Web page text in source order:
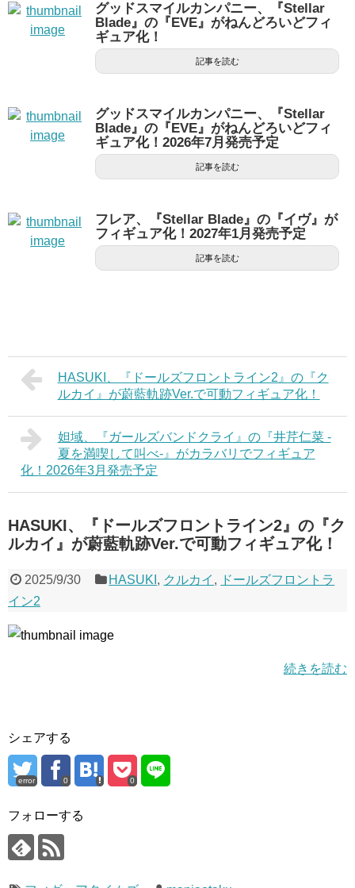
グッドスマイルカンパニー、『Stellar
Blade』の『EVE』がねんどろいどフィ
ギュア化！
記事を読む
グッドスマイルカンパニー、『Stellar
Blade』の『EVE』がねんどろいどフィ
ギュア化！2026年7月発売予定
記事を読む
フレア、『Stellar Blade』の『イヴ』が
フィギュア化！2027年1月発売予定
記事を読む
HASUKI、『ドールズフロントライン2』の『ク
ルカイ』が蔚藍軌跡Ver.で可動フィギュア化！
妲域、『ガールズバンドクライ』の『井芹仁菜 -
夏を満喫して叫べ-』がカラバリでフィギュア
化！2026年3月発売予定
HASUKI、『ドールズフロントライン2』の『ク
ルカイ』が蔚藍軌跡Ver.で可動フィギュア化！
2025/9/30 HASUKI , クルカイ , ドールズフロントラ
イン2
続きを読む
シェアする
error 0 0
フォローする